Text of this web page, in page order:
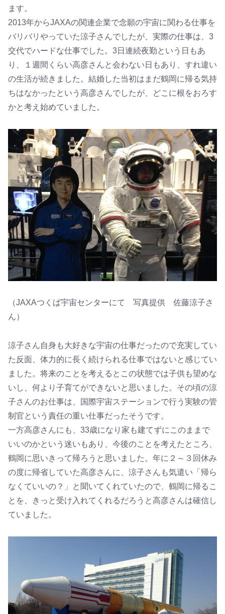
ます。
2013年からJAXAの関連企業で念願の宇宙に関わる仕事を
バリバリやっていた涼子さんでしたが、実際の仕事は、3
交代でハードな仕事でした。3日連続夜勤という日もあ
り、１週間くらい高彦さんと会わない日もあり、すれ違い
の生活が続きました。結婚した当初はまだ鶴岡に帰る気持
ちはなかったという高彦さんでしたが、どこに根をおろす
かと考え始めていました。
（JAXAつくば宇宙センターにて 写真提供 佐藤涼子さ
ん）
涼子さん自身も大好きな宇宙の仕事だったので充実してい
た反面、体力的に長く続けられる仕事ではないと感じてい
ました。将来のことを考えるとこの状態では子供も望めな
いし、何より子育てができないと思いました。その頃の涼
子さんのお仕事は、国際宇宙ステーションで行う実験の管
制官という責任の重い仕事だったそうです。
一方高彦さんにも、33歳になり家も建てずにこのままで
いいのかという迷いもあり、今後のことを考えたところ、
鶴岡に思いきって帰ろうと思いました。年に２～３回休み
の度に帰省していた高彦さんに、涼子さんも気遣い「帰ら
なくていいの？」と聞いてくれていたので、鶴岡に帰るこ
とを、きっと受け入れてくれるだろうと高彦さんは確信し
ていました。